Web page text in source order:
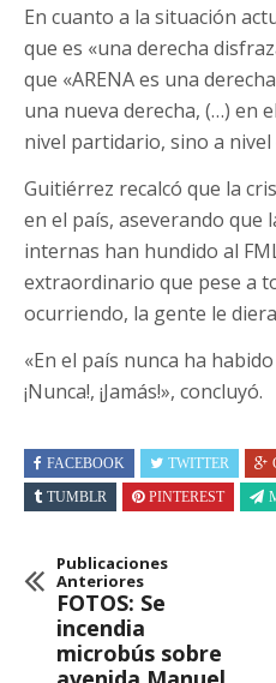
En cuanto a la situación
que es «una derecha
que «ARENA es una
una nueva derecha, (…) en
nivel partidario, sino a nivel
Guitiérrez recalcó que la
en el país, aseverando que
internas han hundido al
extraordinario que pese a
ocurriendo, la gente le
«En el país nunca ha
¡Nunca!, ¡Jamás!», concluyó.
FACEBOOK TWITTER
TUMBLR
PINTEREST
Publicaciones
Anteriores
FOTOS: Se
incendia
microbús sobre